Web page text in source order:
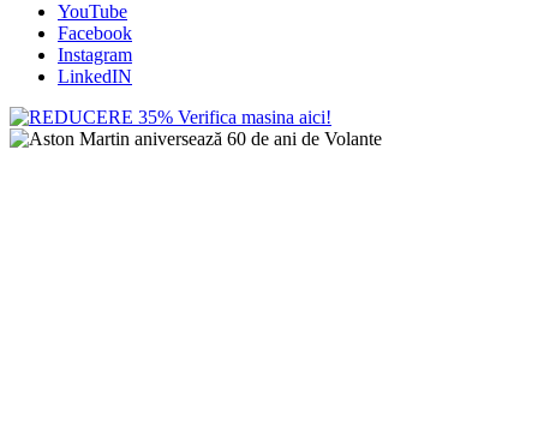
YouTube
Facebook
Instagram
LinkedIN